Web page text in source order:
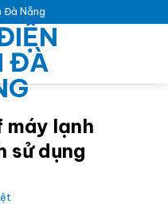
Đà Nẵng
máy lạnh
sử dụng